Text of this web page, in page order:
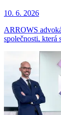
10. 6. 2026
ARROWS
společnosti,